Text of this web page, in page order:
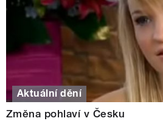
Aktuální dění
Změna pohlaví v Česku